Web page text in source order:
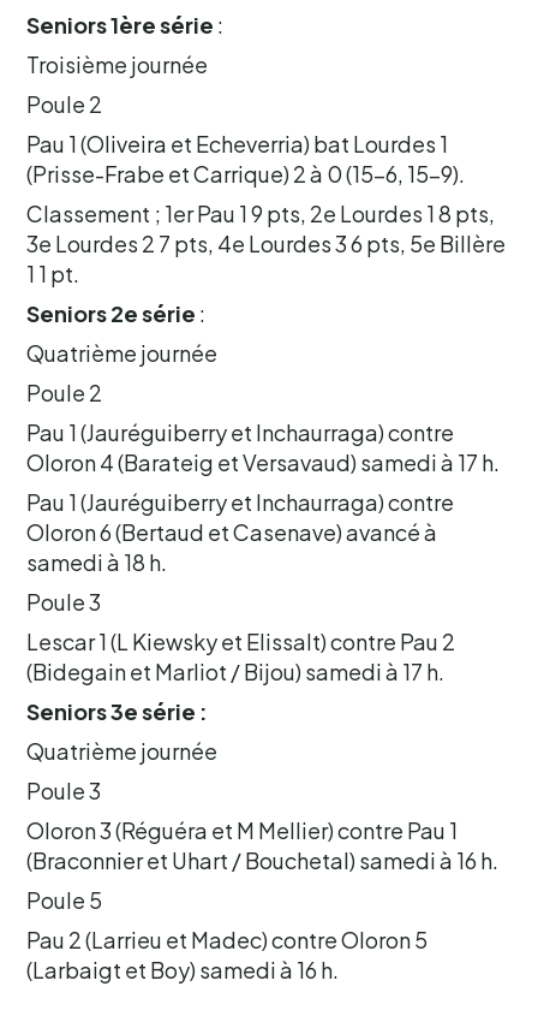
Seniors 1ère série :
Troisième journée
Poule 2
Pau 1 (Oliveira et Echeverria) bat Lourdes 1
(Prisse-Frabe et Carrique) 2 à 0 (15-6, 15-9).
Classement ; 1er Pau 1 9 pts, 2e Lourdes 1 8 pts,
3e Lourdes 2 7 pts, 4e Lourdes 3 6 pts, 5e Billère
1 1 pt.
Seniors 2e série :
Quatrième journée
Poule 2
Pau 1 (Jauréguiberry et Inchaurraga) contre
Oloron 4 (Barateig et Versavaud) samedi à 17 h.
Pau 1 (Jauréguiberry et Inchaurraga) contre
Oloron 6 (Bertaud et Casenave) avancé à
samedi à 18 h.
Poule 3
Lescar 1 (L Kiewsky et Elissalt) contre Pau 2
(Bidegain et Marliot / Bijou) samedi à 17 h.
Seniors 3e série :
Quatrième journée
Poule 3
Oloron 3 (Réguéra et M Mellier) contre Pau 1
(Braconnier et Uhart / Bouchetal) samedi à 16 h.
Poule 5
Pau 2 (Larrieu et Madec) contre Oloron 5
(Larbaigt et Boy) samedi à 16 h.